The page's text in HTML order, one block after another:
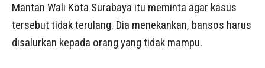
Mantan Wali Kota Surabaya itu meminta agar kasus
tersebut tidak terulang. Dia menekankan, bansos harus
disalurkan kepada orang yang tidak mampu.